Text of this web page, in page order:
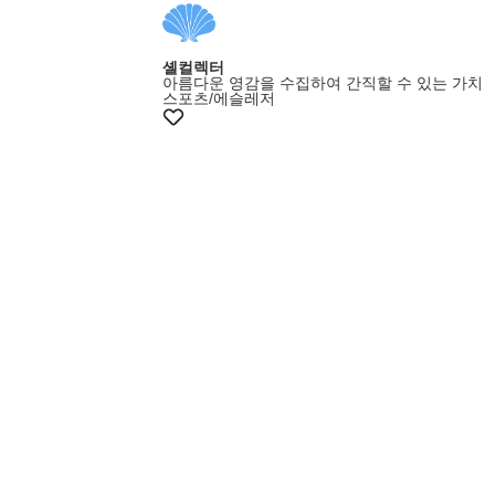
셸컬렉터
아름다운 영감을 수집하여 간직할 수 있는 가치
스포츠/에슬레저